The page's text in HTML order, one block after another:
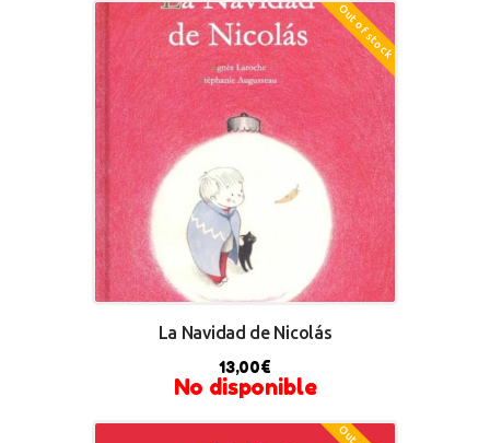
BUY NOW Out of stock
La Navidad de Nicolás
13,00€
No disponible